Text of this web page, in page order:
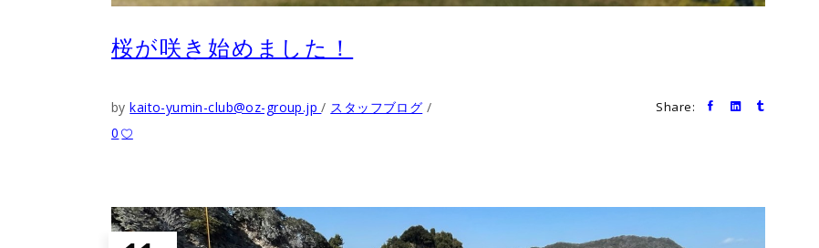
桜が咲き始めました！
bykaito-yumin-club@oz-group.jp スタッフブログ
0
Share: